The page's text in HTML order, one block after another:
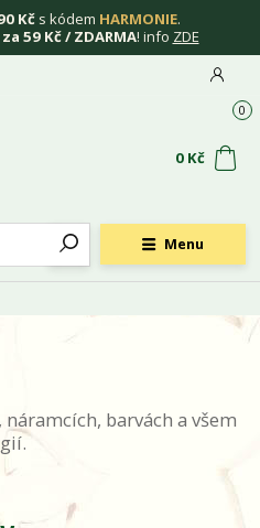
Kč s kódem HARMONIE.
za 59 Kč / ZDARMA! info ZDE
Menu
0
0 Kč
barvách a všem